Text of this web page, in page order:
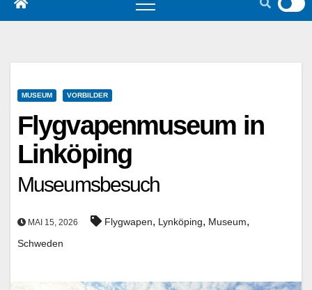
MUSEUM VORBILDER
Flygvapenmuseum in
Linköping
Museumsbesuch
MAI 15, 2026 Flygwapen, Lynköping, Museum,
Schweden